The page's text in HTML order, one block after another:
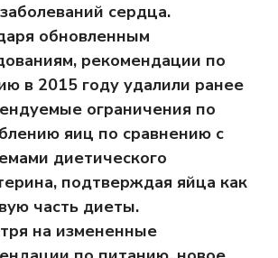
сердца.
обновленным
рекомендации по
в 2015 году удалили ранее
ограничения по
яиц по сравнению с
диетического
подтверждая яйца как
часть диеты.
на измененные